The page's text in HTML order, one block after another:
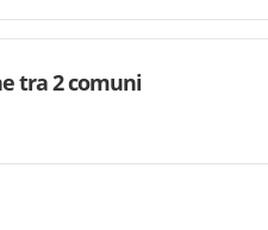
tra 2 comuni